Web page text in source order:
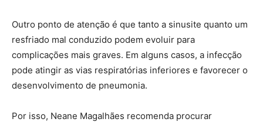
Outro ponto de atenção é que tanto a sinusite quanto um
resfriado mal conduzido podem evoluir para
complicações mais graves. Em alguns casos, a infecção
pode atingir as vias respiratórias inferiores e favorecer o
desenvolvimento de pneumonia.
Por isso, Neane Magalhães recomenda procurar